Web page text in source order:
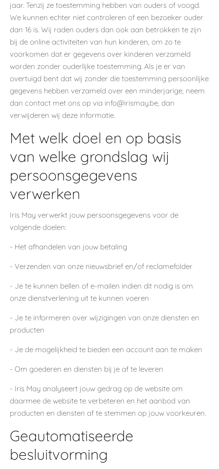
jaar. Tenzij ze toestemming hebben van ouders of voogd.
We kunnen echter niet controleren of een bezoeker ouder
dan 16 is. Wij raden ouders dan ook aan betrokken te zijn
bij de online activiteiten van hun kinderen, om zo te
voorkomen dat er gegevens over kinderen verzameld
worden zonder ouderlijke toestemming. Als je er van
overtuigd bent dat wij zonder die toestemming persoonlijke
gegevens hebben verzameld over een minderjarige, neem
dan contact met ons op via info@irismay.be, dan
verwijderen wij deze informatie.
Met welk doel en op basis
van welke grondslag wij
persoonsgegevens
verwerken
Iris May verwerkt jouw persoonsgegevens voor de
volgende doelen:
- Het afhandelen van jouw betaling
- Verzenden van onze nieuwsbrief en/of reclamefolder
- Je te kunnen bellen of e-mailen indien dit nodig is om
onze dienstverlening uit te kunnen voeren
- Je te informeren over wijzigingen van onze diensten en
producten
- Je de mogelijkheid te bieden een account aan te maken
- Om goederen en diensten bij je af te leveren
- Iris May analyseert jouw gedrag op de website om
daarmee de website te verbeteren en het aanbod van
producten en diensten af te stemmen op jouw voorkeuren.
Geautomatiseerde
besluitvorming